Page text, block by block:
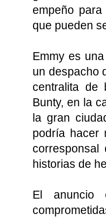
empeño
que pueden
Emmy es
un despacho
centralita de
Bunty, en la
la gran
podría hacer
historias de
El anuncio